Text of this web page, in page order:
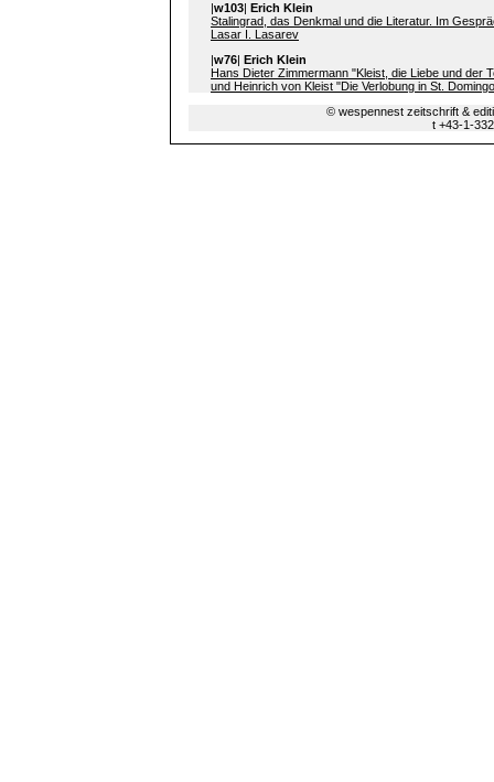
|w103| Erich Klein
Stalingrad, das Denkmal und die Literatur. Im
Lasar I. Lasarev
|w76| Erich Klein
Hans Dieter Zimmermann "Kleist, die Liebe und der
und Heinrich von Kleist "Die Verlobung in St.
© wespennest zeitschrift &
t +43-1-